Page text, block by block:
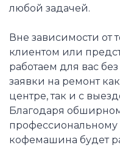
любой задачей.
Вне зависимости от
клиентом или
работаем для вас
заявки на ремонт
центре, так и с
Благодаря
кофемашина будет